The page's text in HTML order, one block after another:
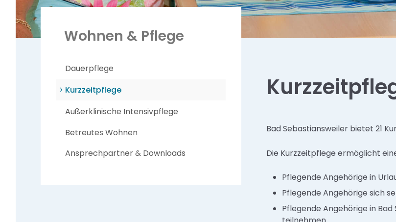
Wohnen & Pflege
Navigation
überspringen
Dauerpflege
Kurzzeitpflege
Außerklinische Intensivpflege
Betreutes Wohnen
Ansprechpartner & Downloads
Bad Sebastiansweiler bietet 21
Die Kurzzeitpflege ermöglicht
Pflegende Angehörige in
Pflegende Angehörige sich
Pflegende Angehörige in